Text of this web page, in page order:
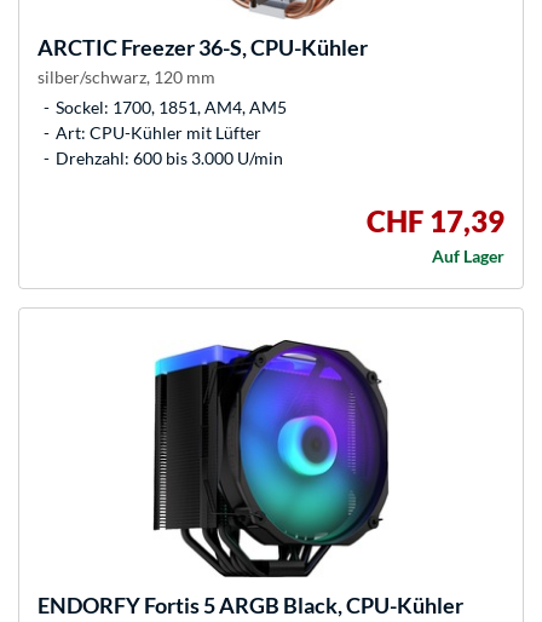
ARCTICFreezer 36-S, CPU-Kühler
silber/schwarz, 120 mm
Sockel: 1700, 1851, AM4, AM5
Art: CPU-Kühler mit Lüfter
Drehzahl: 600 bis 3.000 U/min
CHF 17,39
Auf Lager
ENDORFYFortis 5 ARGB Black, CPU-Kühler